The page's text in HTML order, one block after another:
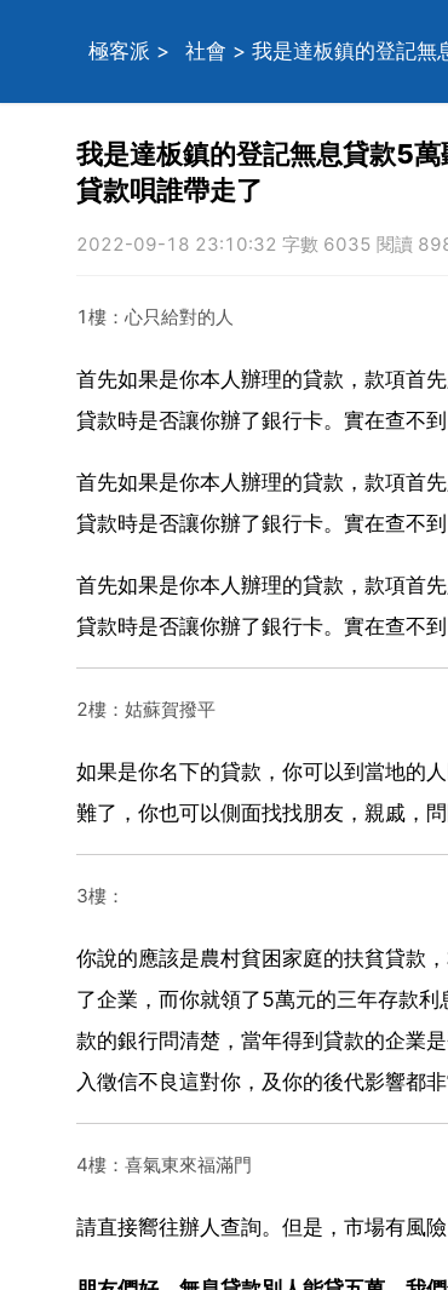
極客派 > 社會 > 我是達板鎮的登記無
我是達板鎮的登記無息貸款5
貸款唄誰帶走了
2022-09-18 23:10:32 字數 6035 閱讀
1樓：心只給對的人
首先如果是你本人辦理的貸款，款項首
貸款時是否讓你辦了銀行卡。實在查不
首先如果是你本人辦理的貸款，款項首
貸款時是否讓你辦了銀行卡。實在查不
首先如果是你本人辦理的貸款，款項首
貸款時是否讓你辦了銀行卡。實在查不
2樓：姑蘇賀撥平
如果是你名下的貸款，你可以到當地的
難了，你也可以側面找找朋友，親戚，
3樓：
你說的應該是農村貧困家庭的扶貧貸款
了企業，而你就領了5萬元的三年存款
款的銀行問清楚，當年得到貸款的企業
入徵信不良這對你，及你的後代影響都非
4樓：喜氣東來福滿門
請直接嚮往辦人查詢。但是，市場有風